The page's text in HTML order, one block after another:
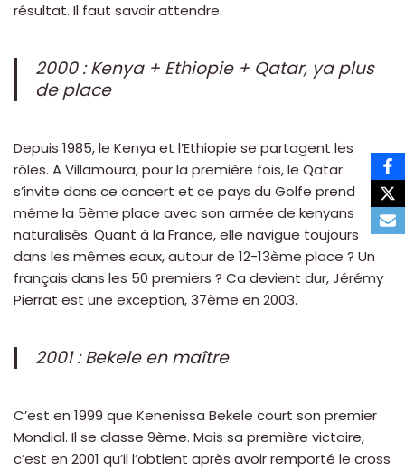
résultat. Il faut savoir attendre.
2000 : Kenya + Ethiopie + Qatar, ya plus
de place
Depuis 1985, le Kenya et l’Ethiopie se partagent les
rôles. A Villamoura, pour la première fois, le Qatar
s’invite dans ce concert et ce pays du Golfe prend
même la 5ème place avec son armée de kenyans
naturalisés. Quant à la France, elle navigue toujours
dans les mêmes eaux, autour de 12-13ème place ? Un
français dans les 50 premiers ? Ca devient dur, Jérémy
Pierrat est une exception, 37ème en 2003.
2001 : Bekele en maître
C’est en 1999 que Kenenissa Bekele court son premier
Mondial. Il se classe 9ème. Mais sa première victoire,
c’est en 2001 qu’il l’obtient après avoir remporté le cross